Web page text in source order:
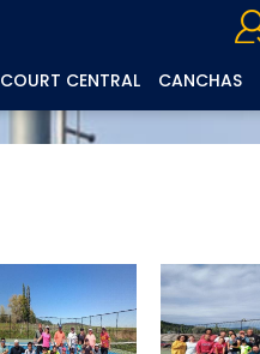
COURT CENTRAL CANCHAS